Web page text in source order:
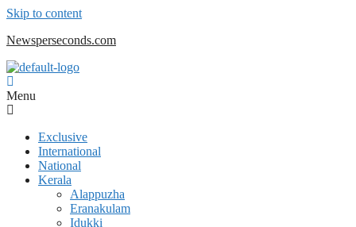
Skip to content
Newsperseconds.com
Menu
Exclusive
International
National
Kerala
Alappuzha
Eranakulam
Idukki